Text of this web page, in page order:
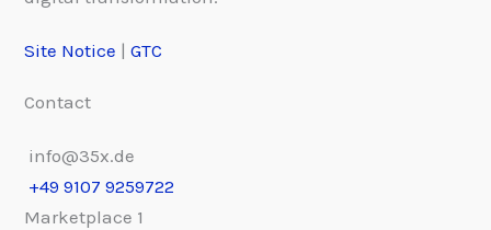
Site Notice |GTC
Contact
info@35x.de
+49 9107 9259722
Marketplace 1